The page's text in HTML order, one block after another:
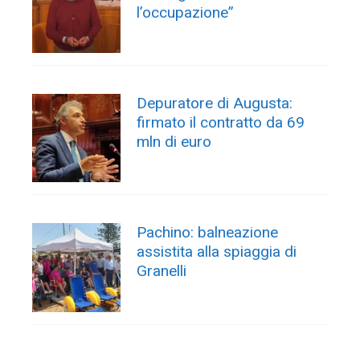
l’occupazione”
Depuratore di Augusta:
firmato il contratto da 69
mln di euro
Pachino: balneazione
assistita alla spiaggia di
Granelli